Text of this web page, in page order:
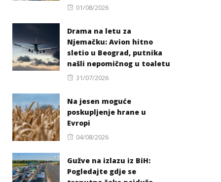
Posted
01/08/2026
Drama na letu za
Njemačku: Avion hitno
sletio u Beograd, putnika
našli nepomičnog u toaletu
Posted
31/07/2026
Na jesen moguće
poskupljenje hrane u
Evropi
Posted
04/08/2026
Gužve na izlazu iz BiH:
Pogledajte gdje se